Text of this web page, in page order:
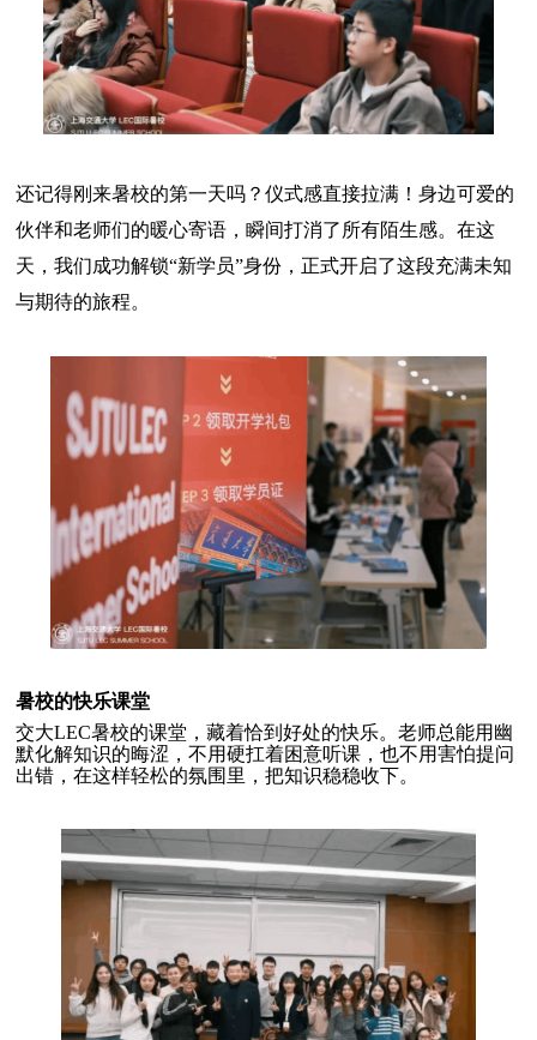
还记得刚来暑校的第一天吗？仪式感直接拉满！身边可爱的
伙伴和老师们的暖心寄语，瞬间打消了所有陌生感。在这
天，我们成功解锁“新学员”身份，正式开启了这段充满未知
与期待的旅程。
暑校的快乐课堂
交大LEC暑校的课堂，藏着恰到好处的快乐。老师总能用幽
默化解知识的晦涩，不用硬扛着困意听课，也不用害怕提问
出错，在这样轻松的氛围里，把知识稳稳收下。